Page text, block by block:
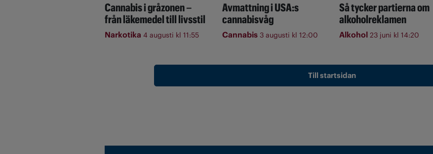
Cannabis i gråzonen –
från läkemedel till livsstil
Narkotika 4 augusti kl 11:55
Avmattning i USA:s
cannabisvåg
Cannabis 3 augusti kl 12:00
Så tycker partierna om
alkoholreklamen
Alkohol 23 juni kl 14:20
Till startsidan